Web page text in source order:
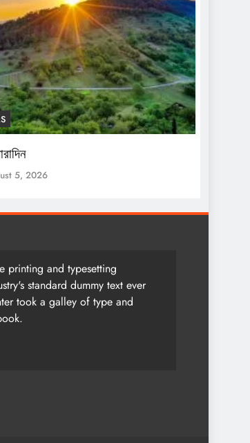
5, 2026
printing and typesetting
standard dummy text ever
took a galley of type and